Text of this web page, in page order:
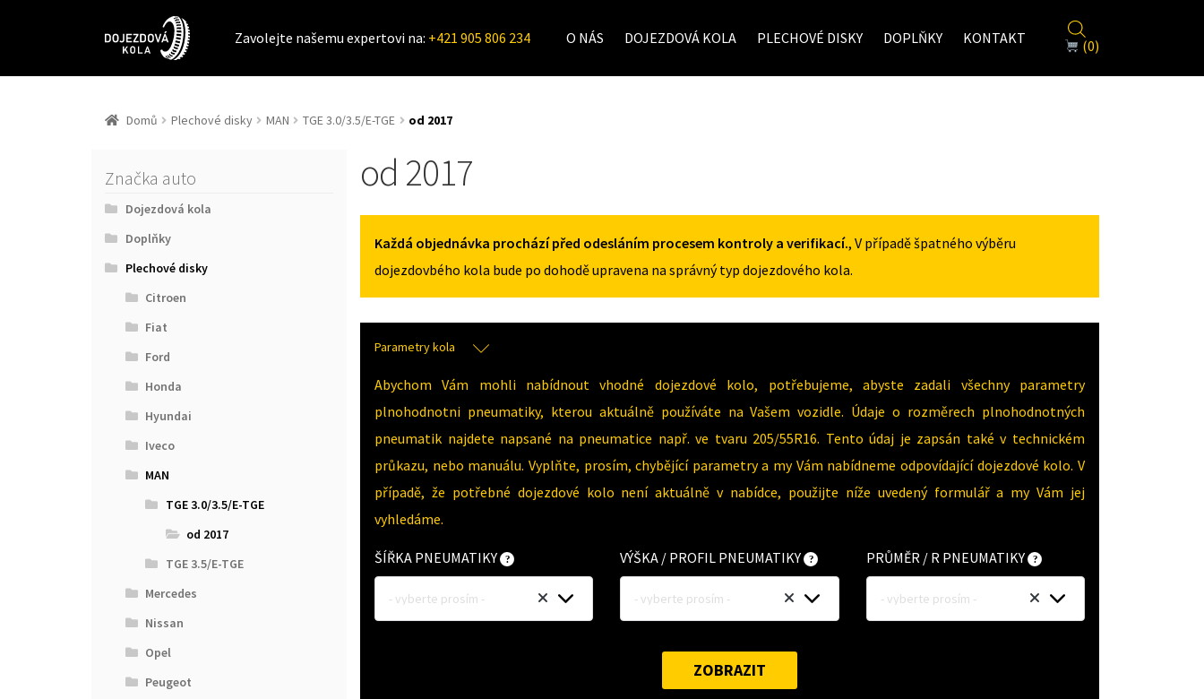
Zavolejte našemu expertovi na: +421 905 806 234 O NÁS DOJEZDOVÁ KOLA PLECHOVÉ DISKY DOPLŇKY KONTAKT (0)
Domů Plechové disky MAN TGE 3.0/3.5/E-TGE od 2017
Značka auto
Dojezdová kola
Doplňky
Plechové disky
Citroen
Fiat
Ford
Honda
Hyundai
Iveco
MAN
TGE 3.0/3.5/E-TGE
od 2017
TGE 3.5/E-TGE
Mercedes
Nissan
Opel
Peugeot
od 2017
Každá objednávka prochází před odesláním procesem kontroly a verifikací., V případě špatného výběru
dojezdovbého kola bude po dohodě upravena na správný typ dojezdového kola.
Parametry kola
Abychom Vám mohli nabídnout vhodné dojezdové kolo, potřebujeme, abyste zadali všechny parametry
plnohodnotni pneumatiky, kterou aktuálně používáte na Vašem vozidle. Údaje o rozměrech plnohodnotných
pneumatik najdete napsané na pneumatice např. ve tvaru 205/55R16. Tento údaj je zapsán také v technickém
průkazu, nebo manuálu. Vyplňte, prosím, chybějící parametry a my Vám nabídneme odpovídající dojezdové kolo. V
případě, že potřebné dojezdové kolo není aktuálně v nabídce, použijte níže uvedený formulář a my Vám jej
vyhledáme.
ŠÍŘKA PNEUMATIKY
- vyberte prosím -
VÝŠKA / PROFIL PNEUMATIKY
- vyberte prosím -
PRŮMĚR / R PNEUMATIKY
- vyberte prosím -
ZOBRAZIT